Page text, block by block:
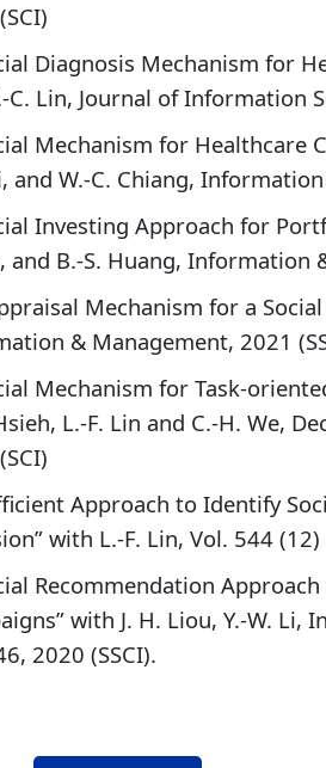
Diagnosis Mechanism for
C. Lin, Journal of Information
Mechanism for Healthcare
and W.-C. Chiang,
Investing Approach for
and B.-S. Huang, Information
Mechanism for a
& Management, 2021
Mechanism for Task-
L.-F. Lin and C.-H. We,
Approach to Identify
with L.-F. Lin, Vol. 544
Recommendation
with J. H. Liou, Y.-W.
2020 (SSCI).